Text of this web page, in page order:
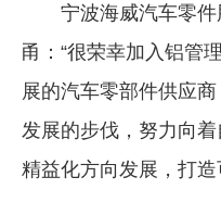
宁波海威汽车零
甬：“很荣幸加入铝管
展的汽车零部件供应
发展的步伐，努力向着
精益化方向发展，打造